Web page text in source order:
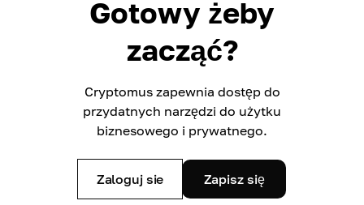
Gotowy żeby
zacząć?
Cryptomus zapewnia dostęp do
przydatnych narzędzi do użytku
biznesowego i prywatnego.
Zaloguj sie Zapisz się